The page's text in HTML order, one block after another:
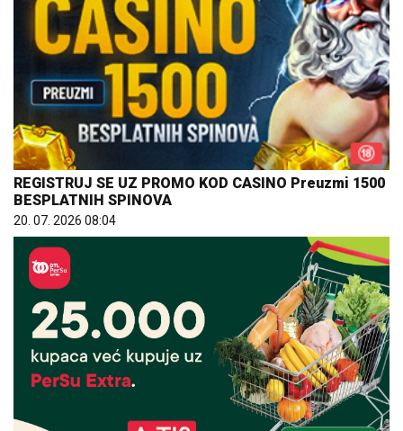
REGISTRUJ SE UZ PROMO KOD CASINO Preuzmi 1500
BESPLATNIH SPINOVA
20. 07. 2026 08:04